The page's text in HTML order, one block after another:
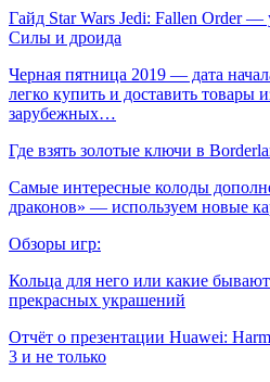
Гайд Star Wars Jedi: Fallen Order —
Силы и дроида
Черная пятница 2019 — дата
легко купить и доставить товары
зарубежных…
Где взять золотые ключи в
Самые интересные колоды
драконов» — используем новые
Обзоры игр:
Кольца для него или какие
прекрасных украшений
Отчёт о презентации Huawei:
3 и не только